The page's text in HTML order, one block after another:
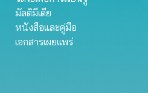
มัลติมีเดีย
หนังสือและคู่มือ
เอกสารเผยแพร่